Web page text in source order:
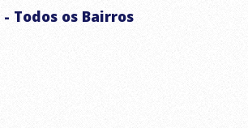
Todos os Bairros